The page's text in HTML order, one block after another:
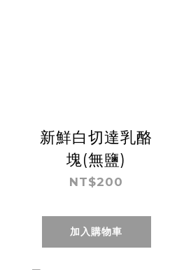
新鮮白切達乳酪
塊(無鹽)
NT$200
加入購物車